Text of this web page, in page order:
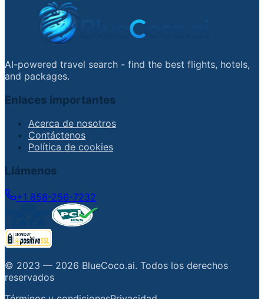
AI-powered travel search - find the best flights, hotels,
and packages.
Enlaces importantes
Acerca de nosotros
Contáctenos
Política de cookies
Llámenos
+1 858-256-7232
© 2023 — 2026 BlueCoco.ai. Todos los derechos
reservados